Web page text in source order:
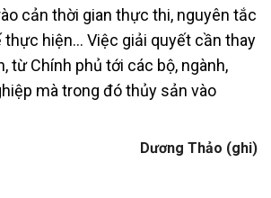
cản thời gian thực thi, nguyên tắc
thực hiện… Việc giải quyết cần thay
từ Chính phủ tới các bộ, ngành,
mà trong đó thủy sản vào
Dương Thảo (ghi)